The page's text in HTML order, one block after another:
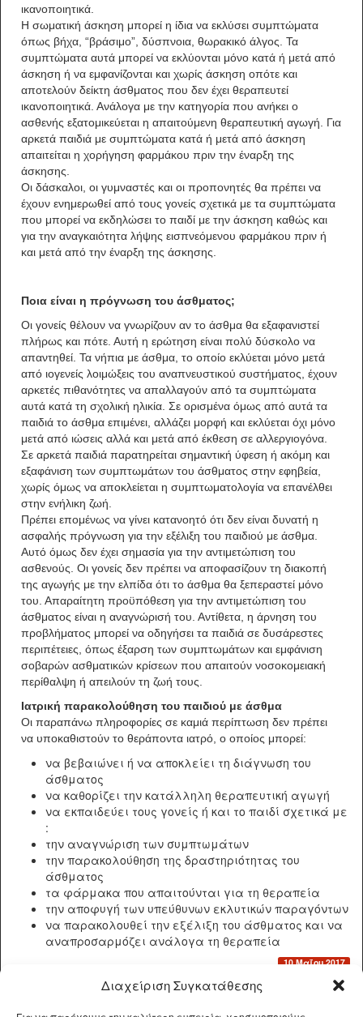
Διαχείριση Συγκατάθεσης
ικανοποιητικά.
Η σωματική άσκηση μπορεί η ίδια να εκλύσει συμπτώματα
όπως βήχα, “βράσιμο”, δύσπνοια, θωρακικό άλγος. Τα
συμπτώματα αυτά μπορεί να εκλύονται μόνο κατά ή μετά από
άσκηση ή να εμφανίζονται και χωρίς άσκηση οπότε και
αποτελούν δείκτη άσθματος που δεν έχει θεραπευτεί
ικανοποιητικά. Ανάλογα με την κατηγορία που ανήκει ο
ασθενής εξατομικεύεται η απαιτούμενη θεραπευτική αγωγή. Για
αρκετά παιδιά με συμπτώματα κατά ή μετά από άσκηση
απαιτείται η χορήγηση φαρμάκου πριν την έναρξη της
άσκησης.
Οι δάσκαλοι, οι γυμναστές και οι προπονητές θα πρέπει να
έχουν ενημερωθεί από τους γονείς σχετικά με τα συμπτώματα
που μπορεί να εκδηλώσει το παιδί με την άσκηση καθώς και
για την αναγκαιότητα λήψης εισπνεόμενου φαρμάκου πριν ή
και μετά από την έναρξη της άσκησης.
Ποια είναι η πρόγνωση του άσθματος;
Οι γονείς θέλουν να γνωρίζουν αν το άσθμα θα εξαφανιστεί
πλήρως και πότε. Αυτή η ερώτηση είναι πολύ δύσκολο να
απαντηθεί. Τα νήπια με άσθμα, το οποίο εκλύεται μόνο μετά
από ιογενείς λοιμώξεις του αναπνευστικού συστήματος, έχουν
αρκετές πιθανότητες να απαλλαγούν από τα συμπτώματα
αυτά κατά τη σχολική ηλικία. Σε ορισμένα όμως από αυτά τα
παιδιά το άσθμα επιμένει, αλλάζει μορφή και εκλύεται όχι μόνο
μετά από ιώσεις αλλά και μετά από έκθεση σε αλλεργιογόνα.
Σε αρκετά παιδιά παρατηρείται σημαντική ύφεση ή ακόμη και
εξαφάνιση των συμπτωμάτων του άσθματος στην εφηβεία,
χωρίς όμως να αποκλείεται η συμπτωματολογία να επανέλθει
στην ενήλικη ζωή.
Πρέπει επομένως να γίνει κατανοητό ότι δεν είναι δυνατή η
ασφαλής πρόγνωση για την εξέλιξη του παιδιού με άσθμα.
Αυτό όμως δεν έχει σημασία για την αντιμετώπιση του
ασθενούς. Οι γονείς δεν πρέπει να αποφασίζουν τη διακοπή
της αγωγής με την ελπίδα ότι το άσθμα θα ξεπεραστεί μόνο
του. Απαραίτητη προϋπόθεση για την αντιμετώπιση του
άσθματος είναι η αναγνώρισή του. Αντίθετα, η άρνηση του
προβλήματος μπορεί να οδηγήσει τα παιδιά σε δυσάρεστες
περιπέτειες, όπως έξαρση των συμπτωμάτων και εμφάνιση
σοβαρών ασθματικών κρίσεων που απαιτούν νοσοκομειακή
περίθαλψη ή απειλούν τη ζωή τους.
Ιατρική παρακολούθηση του παιδιού με άσθμα
Οι παραπάνω πληροφορίες σε καμιά περίπτωση δεν πρέπει
να υποκαθιστούν το θεράποντα ιατρό, ο οποίος μπορεί:
να βεβαιώνει ή να αποκλείει τη διάγνωση του
άσθματος
να καθορίζει την κατάλληλη θεραπευτική αγωγή
να εκπαιδεύει τους γονείς ή και το παιδί σχετικά με
:
την αναγνώριση των συμπτωμάτων
την παρακολούθηση της δραστηριότητας του
άσθματος
τα φάρμακα που απαιτούνται για τη θεραπεία
την αποφυγή των υπεύθυνων εκλυτικών παραγόντων
να παρακολουθεί την εξέλιξη του άσθματος και να
αναπροσαρμόζει ανάλογα τη θεραπεία
10 Μαΐου 2017